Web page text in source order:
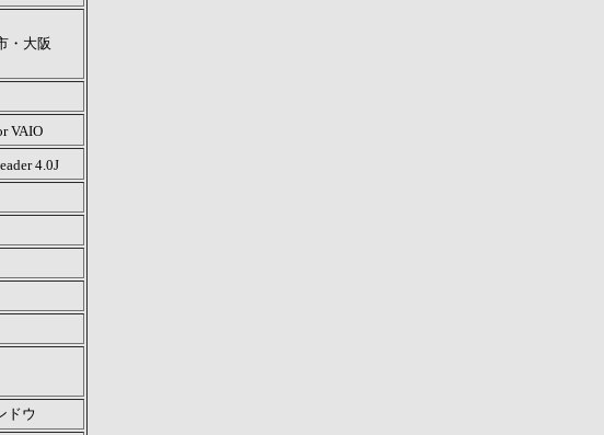
・大阪
VAIO
4.0J
ドウ